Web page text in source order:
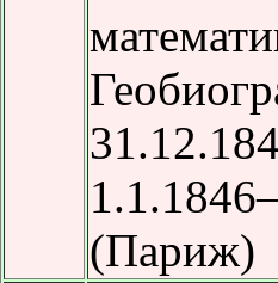
(Париж)